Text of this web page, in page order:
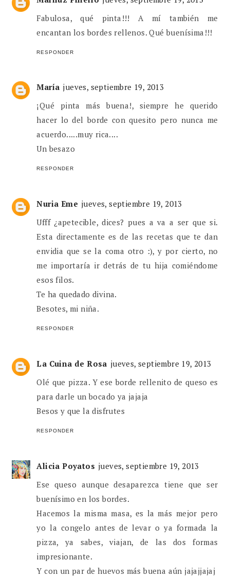
Fabulosa, qué pinta!!! A mí también me
encantan los bordes rellenos. Qué buenísima!!!
RESPONDER
María jueves, septiembre 19, 2013
¡Qué pinta más buena!, siempre he querido
hacer lo del borde con quesito pero nunca me
acuerdo.....muy rica....
Un besazo
RESPONDER
Nuria Eme jueves, septiembre 19, 2013
Ufff ¿apetecible, dices? pues a va a ser que si.
Esta directamente es de las recetas que te dan
envidia que se la coma otro :), y por cierto, no
me importaría ir detrás de tu hija comiéndome
esos filos.
Te ha quedado divina.
Besotes, mi niña.
RESPONDER
La Cuina de Rosa jueves, septiembre 19, 2013
Olé que pizza. Y ese borde rellenito de queso es
para darle un bocado ya jajaja
Besos y que la disfrutes
RESPONDER
Alicia Poyatos jueves, septiembre 19, 2013
Ese queso aunque desaparezca tiene que ser
buenísimo en los bordes.
Hacemos la misma masa, es la más mejor pero
yo la congelo antes de levar o ya formada la
pizza, ya sabes, viajan, de las dos formas
impresionante.
Y con un par de huevos más buena aún jajajjajaj